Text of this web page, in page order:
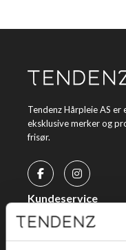
Tendenz Hårpleie AS
eksklusive merker og
frisør.
Kundeservice
Kjøpsvilkår